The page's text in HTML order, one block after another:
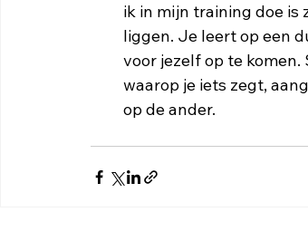
ik in mijn training doe is
liggen. Je leert op een
voor jezelf op te
waarop je iets zegt,
op de ander.